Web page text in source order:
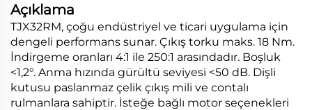
Açıklama
TJX32RM, çoğu endüstriyel ve ticari uygulama için
dengeli performans sunar. Çıkış torku maks. 18 Nm.
İndirgeme oranları 4:1 ile 250:1 arasındadır. Boşluk
<1,2°. Anma hızında gürültü seviyesi <50 dB. Dişli
kutusu paslanmaz çelik çıkış mili ve contalı
rulmanlara sahiptir. İsteğe bağlı motor seçenekleri